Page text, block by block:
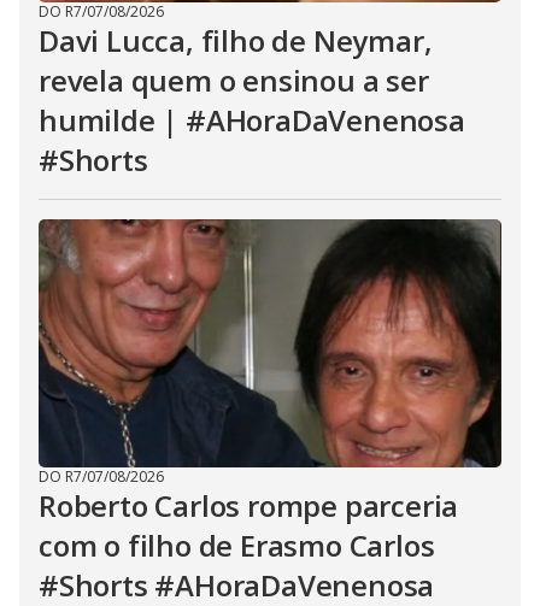
DO R7/07/08/2026
Davi Lucca, filho de Neymar,
revela quem o ensinou a ser
humilde | #AHoraDaVenenosa
#Shorts
DO R7/07/08/2026
Roberto Carlos rompe parceria
com o filho de Erasmo Carlos
#Shorts #AHoraDaVenenosa